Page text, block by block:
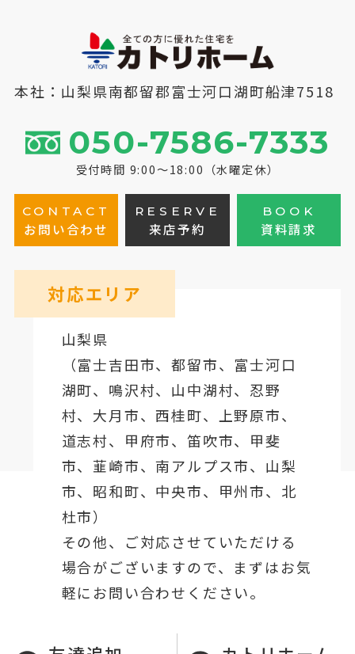
本社：山梨県南都留郡富士河口湖町船津7518
050-7586-7333
受付時間 9:00～18:00（水曜定休）
CONTACT
お問い合わせ
RESERVE
来店予約
BOOK
資料請求
対応エリア
山梨県
（富士吉田市、都留市、 富士河口
湖町、鳴沢村、山中湖村、忍野
村、 大月市、西桂町、上野原市、
道志村、 甲府市、笛吹市、甲斐
市、韮崎市、南アルプス市、山梨
市、昭和町、中央市、甲州市、北
杜市）
その他、ご対応させていただける
場合がございますので、まずはお気
軽にお問い合わせください。